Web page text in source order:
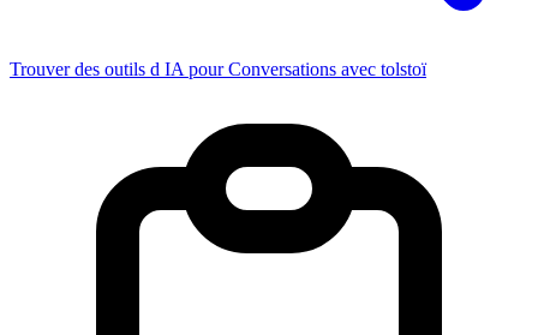
Trouver des outils d IA pour Conversations avec tolstoï